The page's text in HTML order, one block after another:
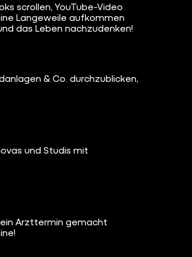
scrollen, YouTube-Video
Langeweile aufkommen
das Leben nachzudenken!
& Co. durchzublicken,
und Studis mit
Arzttermin gemacht